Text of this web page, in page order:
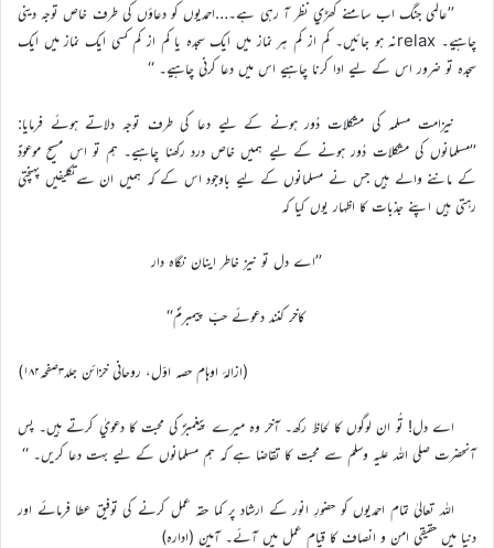
’’عالمي جنگ اب سامنے کھڑي نظر آ رہي ہے۔…احمديوں کو دعاؤں کي طرف خاص توجہ ديني
چاہيے۔ relaxنہ ہو جائيں۔ کم از کم ہر نماز ميں ايک سجدہ يا کم از کم کسي ايک نماز ميں ايک
سجدہ تو ضرور اس کے ليے ادا کرنا چاہيے اس ميں دعا کرني چاہيے۔ ‘‘
نیزامت مسلمہ کی مشکلات دُور ہونے کے لیے دعا کی طرف توجہ دلاتے ہوئے فرمایا:
’’مسلمانوں کي مشکلات دُور ہونے کے ليے ہميں خاص درد رکھنا چاہيے۔ ہم تو اس مسيح موعودؑ
کے ماننے والے ہيں جس نے مسلمانوں کے ليے باوجود اس کے کہ ہمیں ان سےتکليفيں پہنچتي
رہتي ہيں اپنے جذبات کا اظہار يوں کيا کہ
’’اے دل تو نيز خاطر اينان نگاہ دار
کاخر کنند دعوئے حبِّ پيمبرمؐ‘‘
(ازالۂ اوہام حصہ اوّل، روحاني خزائن جلد۳صفحہ۱۸۲)
اے دل! تُو ان لوگوں کا لحاظ رکھ۔ آخر وہ ميرے پيغمبرؐ کي محبت کا دعويٰ کرتے ہيں۔ پس
آنحضرت صلي اللہ عليہ وسلم سے محبت کا تقاضا ہے کہ ہم مسلمانوں کے ليے بہت دعا کريں۔ ‘‘
اللہ تعالیٰ تمام احمدیوں کو حضورِ انور کے ارشاد پر کما حقہ عمل کرنے کی توفیق عطا فرمائے اور
دنیا میں حقیقی امن و انصاف کا قیام عمل میں آئے۔ آمین (ادارہ)